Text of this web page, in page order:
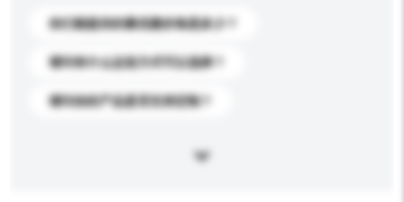
你们能提供的最优惠价格是多少？
请问有什么运送方式可以选择？
请问你的产品是否支持定制？